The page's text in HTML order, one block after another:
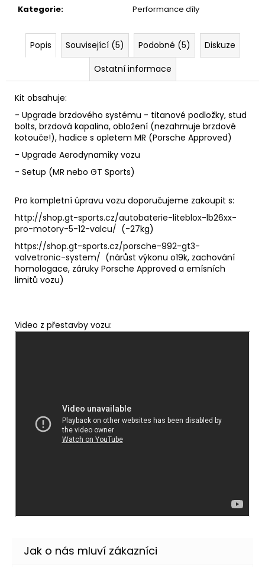
Kategorie: Performance díly
Popis Související (5) Podobné (5)
Diskuze
Ostatní informace
Kit obsahuje:
- Upgrade brzdového systému - titanové podložky, stud
bolts, brzdová kapalina, obložení (nezahrnuje brzdové
kotouče!), hadice s opletem MR (Porsche Approved)
- Upgrade Aerodynamiky vozu
- Setup (MR nebo GT Sports)
Pro kompletní úpravu vozu doporučujeme zakoupit s:
http://shop.gt-sports.cz/autobaterie-liteblox-lb26xx-
pro-motory-5-12-valcu/ (-27kg)
https://shop.gt-sports.cz/porsche-992-gt3-
valvetronic-system/ (nárůst výkonu o19k, zachování
homologace, záruky Porsche Approved a emísních
limitů vozu)
Video z přestavby vozu:
m
THOR
SYSTÉM
30
220
Kč